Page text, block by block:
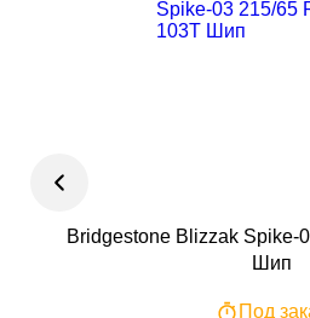
Bridgestone Blizzak Spike-
Шип
Под